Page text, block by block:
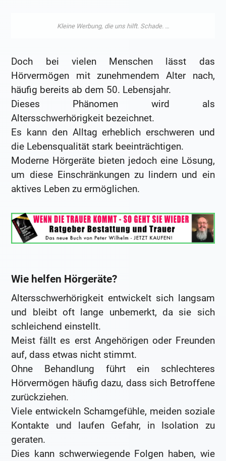
Doch bei vielen Menschen lässt das
Hörvermögen mit zunehmendem Alter nach,
häufig bereits ab dem 50. Lebensjahr.
Dieses Phänomen wird als
Altersschwerhörigkeit bezeichnet.
Es kann den Alltag erheblich erschweren und
die Lebensqualität stark beeinträchtigen.
Moderne Hörgeräte bieten jedoch eine Lösung,
um diese Einschränkungen zu lindern und ein
aktives Leben zu ermöglichen.
Wie helfen Hörgeräte?
Altersschwerhörigkeit entwickelt sich langsam
und bleibt oft lange unbemerkt, da sie sich
schleichend einstellt.
Meist fällt es erst Angehörigen oder Freunden
auf, dass etwas nicht stimmt.
Ohne Behandlung führt ein schlechteres
Hörvermögen häufig dazu, dass sich Betroffene
zurückziehen.
Viele entwickeln Schamgefühle, meiden soziale
Kontakte und laufen Gefahr, in Isolation zu
geraten.
Dies kann schwerwiegende Folgen haben, wie